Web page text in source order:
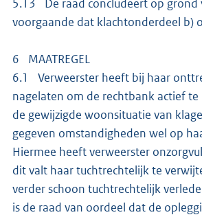
5.13 De raad concludeert op grond
voorgaande dat klachtonderdeel b)
6 MAATREGEL
6.1 Verweerster heeft bij haar
nagelaten om de rechtbank actief
de gewijzigde woonsituatie van
gegeven omstandigheden wel op
Hiermee heeft verweerster
dit valt haar tuchtrechtelijk te
verder schoon tuchtrechtelijk
is de raad van oordeel dat de